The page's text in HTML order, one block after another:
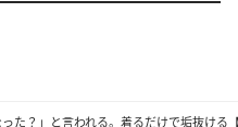
った？」と言われる。着るだけで垢抜け